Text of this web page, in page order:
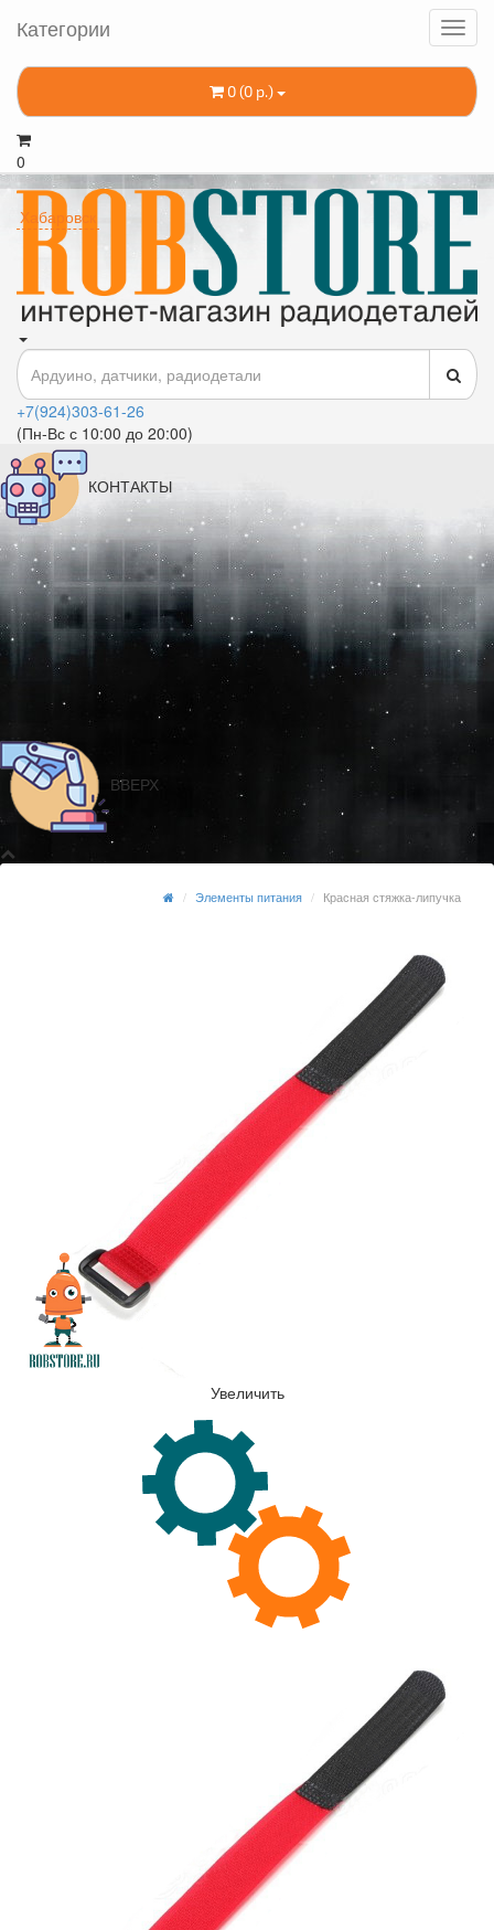
Категории
0 (0 р.)
0
Хабаровск
+7(924)303-61-26
(Пн-Вс с 10:00 до 20:00)
КОНТАКТЫ
ВВЕРХ
Элементы питания Красная стяжка-липучка
Увеличить